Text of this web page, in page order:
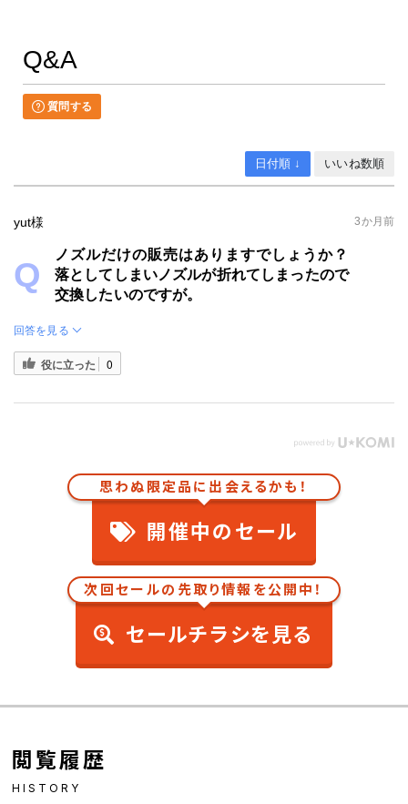
Q&A
質問する
日付順 ↓ いいね数順
yut様 3か月前
ノズルだけの販売はありますでしょうか？
落としてしまいノズルが折れてしまったので
交換したいのですが。
回答を見る
役に立った 0
思わぬ限定品に出会えるかも！
開催中のセール
次回セールの先取り情報を公開中！
セールチラシを見る
閲覧履歴
HISTORY